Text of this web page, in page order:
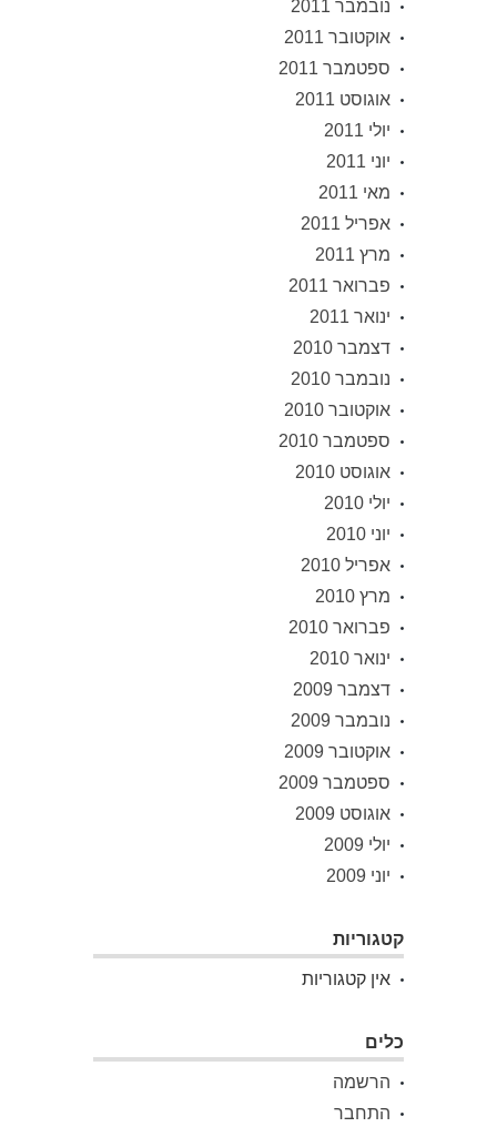
נובמבר 2011
אוקטובר 2011
ספטמבר 2011
אוגוסט 2011
יולי 2011
יוני 2011
מאי 2011
אפריל 2011
מרץ 2011
פברואר 2011
ינואר 2011
דצמבר 2010
נובמבר 2010
אוקטובר 2010
ספטמבר 2010
אוגוסט 2010
יולי 2010
יוני 2010
אפריל 2010
מרץ 2010
פברואר 2010
ינואר 2010
דצמבר 2009
נובמבר 2009
אוקטובר 2009
ספטמבר 2009
אוגוסט 2009
יולי 2009
יוני 2009
קטגוריות
אין קטגוריות
כלים
הרשמה
התחבר